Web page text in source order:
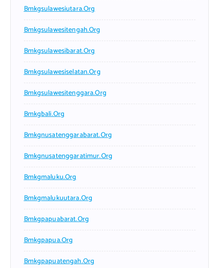
Bmkgsulawesiutara.org
Bmkgsulawesitengah.org
Bmkgsulawesibarat.org
Bmkgsulawesiselatan.org
Bmkgsulawesitenggara.org
Bmkgbali.org
Bmkgnusatenggarabarat.org
Bmkgnusatenggaratimur.org
Bmkgmaluku.org
Bmkgmalukuutara.org
Bmkgpapuabarat.org
Bmkgpapua.org
Bmkgpapuatengah.org